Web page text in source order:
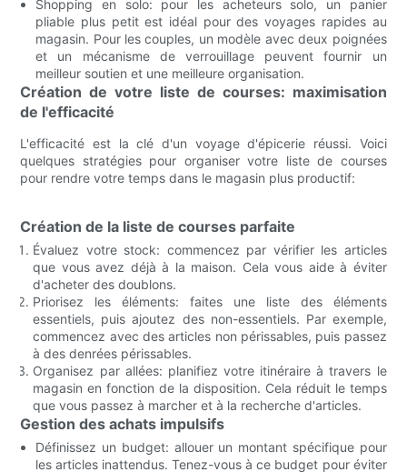
Shopping en solo: pour les acheteurs solo, un panier
pliable plus petit est idéal pour des voyages rapides au
magasin. Pour les couples, un modèle avec deux poignées
et un mécanisme de verrouillage peuvent fournir un
meilleur soutien et une meilleure organisation.
Création de votre liste de courses: maximisation
de l'efficacité
L'efficacité est la clé d'un voyage d'épicerie réussi. Voici
quelques stratégies pour organiser votre liste de courses
pour rendre votre temps dans le magasin plus productif:
Création de la liste de courses parfaite
Évaluez votre stock: commencez par vérifier les articles
que vous avez déjà à la maison. Cela vous aide à éviter
d'acheter des doublons.
Priorisez les éléments: faites une liste des éléments
essentiels, puis ajoutez des non-essentiels. Par exemple,
commencez avec des articles non périssables, puis passez
à des denrées périssables.
Organisez par allées: planifiez votre itinéraire à travers le
magasin en fonction de la disposition. Cela réduit le temps
que vous passez à marcher et à la recherche d'articles.
Gestion des achats impulsifs
Définissez un budget: allouer un montant spécifique pour
les articles inattendus. Tenez-vous à ce budget pour éviter